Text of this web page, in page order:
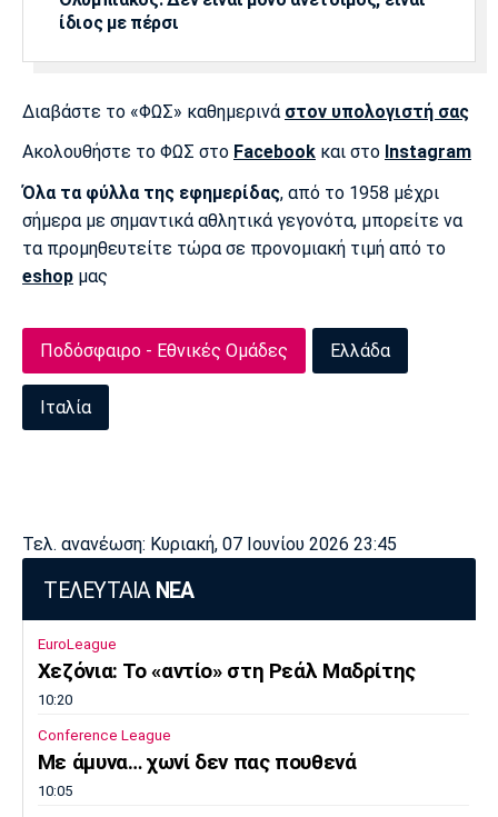
ίδιος με πέρσι
Διαβάστε το «ΦΩΣ» καθημερινά στον υπολογιστή σας
Ακολουθήστε το ΦΩΣ στο Facebook και στο Instagram
Όλα τα φύλλα της εφημερίδας, από το 1958 μέχρι
σήμερα με σημαντικά αθλητικά γεγονότα, μπορείτε να
τα προμηθευτείτε τώρα σε προνομιακή τιμή από το
eshop μας
Ποδόσφαιρο - Εθνικές Ομάδες Ελλάδα
Ιταλία
Τελ. ανανέωση: Κυριακή, 07 Ιουνίου 2026 23:45
ΤΕΛΕΥΤΑΙΑ ΝΕΑ
EuroLeague
Χεζόνια: Το «αντίο» στη Ρεάλ Μαδρίτης
10:20
Conference League
Με άμυνα… χωνί δεν πας πουθενά
10:05